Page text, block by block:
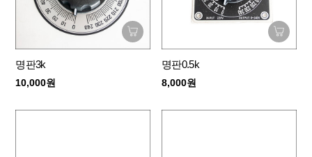
명판3k
10,000원
명판0.5k
8,000원